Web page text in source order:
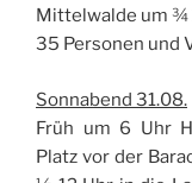
Mittelwalde um ¾
35 Personen und
Sonnabend 31.08.
Früh um 6 Uhr
Platz vor der